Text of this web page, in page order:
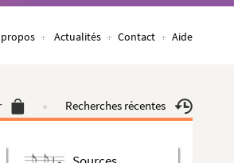
Actualités Contact Aide
Recherches récentes